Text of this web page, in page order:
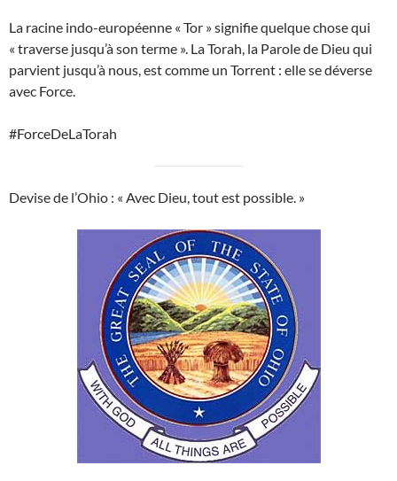
La racine indo-européenne « Tor » signifie quelque chose qui
« traverse jusqu’à son terme ». La Torah, la Parole de Dieu qui
parvient jusqu’à nous, est comme un Torrent : elle se déverse
avec Force.
#ForceDeLaTorah
Devise de l’Ohio : « Avec Dieu, tout est possible. »